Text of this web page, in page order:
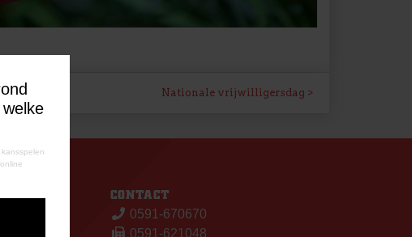
Nationale vrijwilligersdag
ADRES CONTACT
0591-670670
0591-621048